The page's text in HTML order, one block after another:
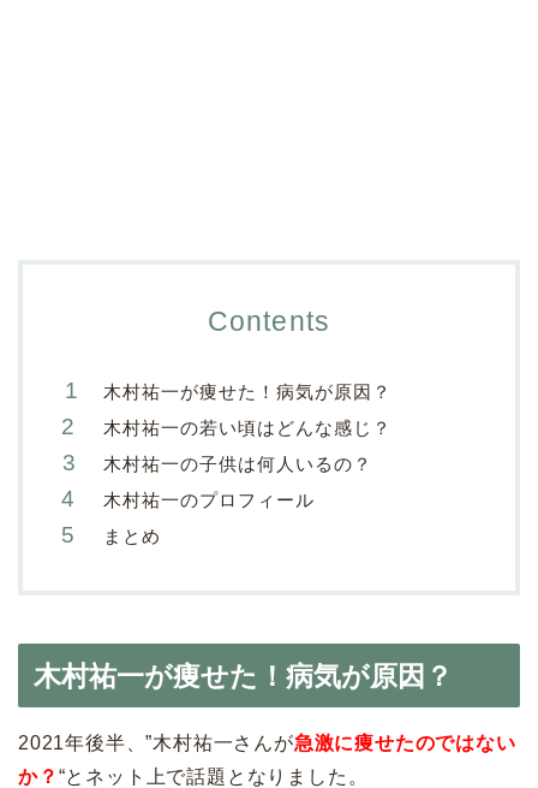
Contents
木村祐一が痩せた！病気が原因？
木村祐一の若い頃はどんな感じ？
木村祐一の子供は何人いるの？
木村祐一のプロフィール
まとめ
木村祐一が痩せた！病気が原因？
2021年後半、”木村祐一さんが急激に痩せたのではない
か？ “とネット上で話題となりました。